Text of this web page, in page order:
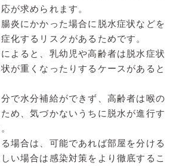
が求められます。
炎にかかった場合に脱水症状などを
化するリスクがあるためです。
よると、乳幼児や高齢者は脱水症状
が重くなったりするケースがあると
で水分補給ができず、高齢者は喉の
め、気づかないうちに脱水が進行す
場合は、可能であれば部屋を分ける
い場合は感染対策をより徹底するこ